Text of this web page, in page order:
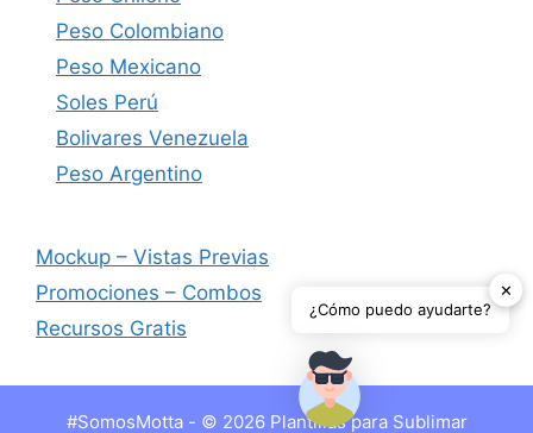
Peso Colombiano
Peso Mexicano
Soles Perú
Bolivares Venezuela
Peso Argentino
Mockup – Vistas Previas
Promociones – Combos
Recursos Gratis
#SomosMotta - © 2026 Plantillas para Sublimar
✕
¿Cómo puedo ayudarte?